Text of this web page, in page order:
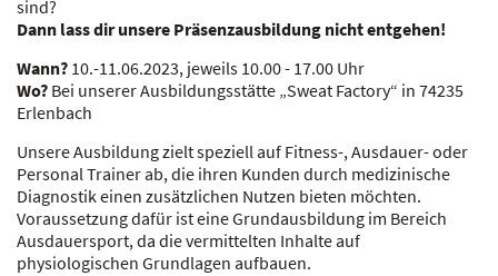
sind?
Dann lass dir unsere Präsenzausbildung nicht entgehen!
Wann? 10.-11.06.2023, jeweils 10.00 - 17.00 Uhr
Wo? Bei unserer Ausbildungsstätte „Sweat Factory“ in 74235
Erlenbach
Unsere Ausbildung zielt speziell auf Fitness-, Ausdauer- oder
Personal Trainer ab, die ihren Kunden durch medizinische
Diagnostik einen zusätzlichen Nutzen bieten möchten.
Voraussetzung dafür ist eine Grundausbildung im Bereich
Ausdauersport, da die vermittelten Inhalte auf
physiologischen Grundlagen aufbauen.